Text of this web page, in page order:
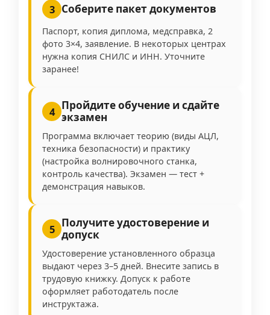
3 Соберите пакет документов
Паспорт, копия диплома, медсправка, 2
фото 3×4, заявление. В некоторых центрах
нужна копия СНИЛС и ИНН. Уточните
заранее!
4 Пройдите обучение и сдайте
экзамен
Программа включает теорию (виды АЦЛ,
техника безопасности) и практику
(настройка волнировочного станка,
контроль качества). Экзамен — тест +
демонстрация навыков.
5 Получите удостоверение и
допуск
Удостоверение установленного образца
выдают через 3–5 дней. Внесите запись в
трудовую книжку. Допуск к работе
оформляет работодатель после
инструктажа.